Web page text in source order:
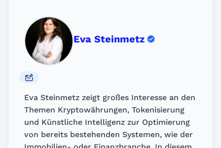
Eva Steinmetz
Eva Steinmetz zeigt großes Interesse an den
Themen Kryptowährungen, Tokenisierung
und Künstliche Intelligenz zur Optimierung
von bereits bestehenden Systemen, wie der